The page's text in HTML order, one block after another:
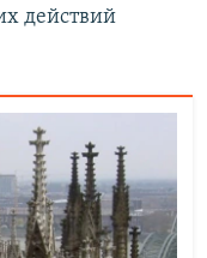
действий